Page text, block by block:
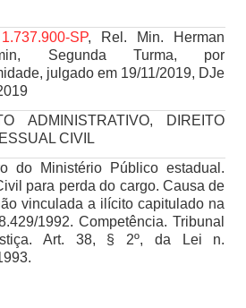
SP, Rel. Min. Herman
Segunda Turma, por
julgado em 19/11/2019, DJe
ADMINISTRATIVO, DIREITO
CIVIL
do Ministério Público estadual.
para perda do cargo. Causa de
vinculada a ilícito capitulado na
1992. Competência. Tribunal
Art. 38, § 2º, da Lei n.